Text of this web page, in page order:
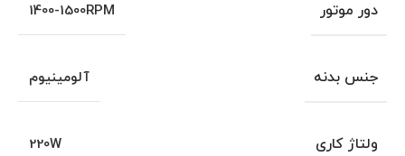
دور موتور 1400-1500RPM
جنس بدنه آلومینیوم
ولتاژ کاری 220W